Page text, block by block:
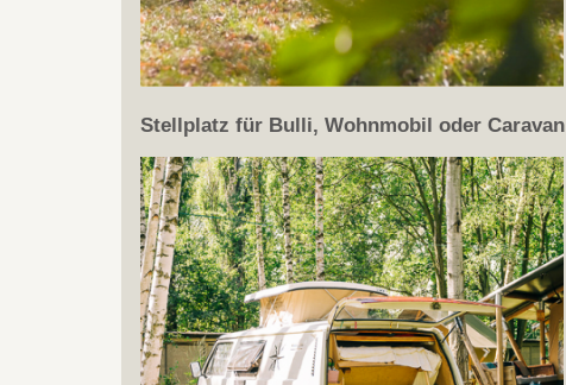
Stellplatz für Bulli, Wohnmobil oder Caravan